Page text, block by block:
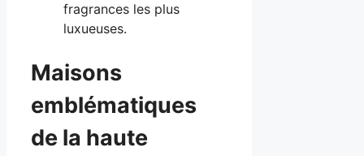
fragrances les plus
luxueuses.
Maisons
emblématiques
de la haute